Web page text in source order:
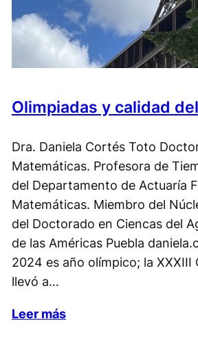
Olimpiadas y calidad
Dra. Daniela Cortés Toto
Matemáticas. Profesora de
del Departamento de Actuaría
Matemáticas. Miembro del
del Doctorado en Ciencas del
de las Américas Puebla
2024 es año olímpico; la XXXIII
llevó a…
Leer más